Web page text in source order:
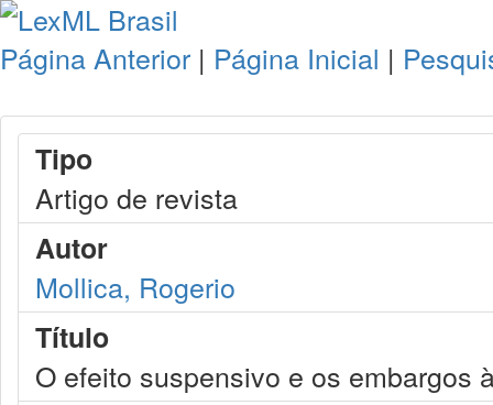
Página Anterior | Página Inicial |
Tipo
Artigo de revista
Autor
Mollica, Rogerio
Título
O efeito suspensivo e os embargos